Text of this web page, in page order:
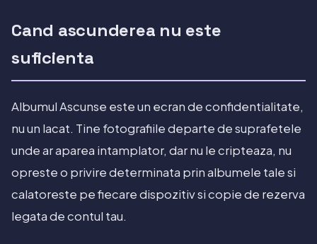
Cand ascunderea nu este
suficienta
Albumul Ascunse este un ecran de confidentialitate,
nu un lacat. Tine fotografiile departe de suprafetele
unde ar aparea intamplator, dar nu le cripteaza, nu
opreste o privire determinata prin albumele tale si
calatoreste pe fiecare dispozitiv si copie de rezerva
legata de contul tau.